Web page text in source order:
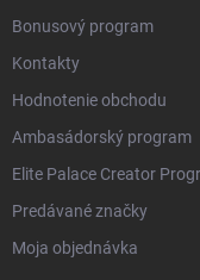
Bonusový program
Kontakty
Hodnotenie obchodu
Ambasádorský program
Elite Palace Creator
Predávané značky
Moja objednávka